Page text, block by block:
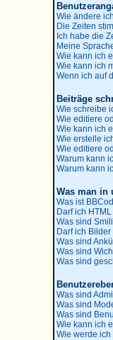
Wie ändere
Die Zeiten
Ich habe die
Meine
Wie kann ich
Wie kann ich
Wenn ich auf
Beiträge
Wie schreibe
Wie editiere
Wie kann ich
Wie erstelle
Wie editiere
Warum kann
Warum kann
Was man in
Was ist
Darf ich
Was sind
Darf ich
Was sind
Was sind
Was sind
Was sind
Was sind
Was sind
Wie kann ich
Wie werde